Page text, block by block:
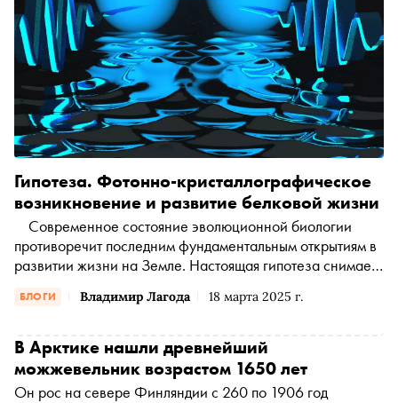
БЛОГИ Владимир Лагода 18 марта 2025 г.
Гипотеза. Фотонно-кристаллографическое
возникновение и развитие белковой жизни
Современное состояние эволюционной биологии
противоречит последним фундаментальным открытиям в
развитии жизни на Земле. Настоящая гипотеза снимает
приведены две догмы современной биологии
В Арктике нашли древнейший
можжевельник возрастом 1650 лет
Он рос на севере Финляндии с 260 по 1906 год